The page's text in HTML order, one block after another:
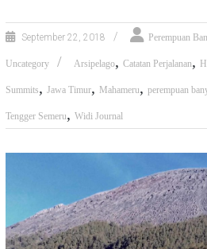
September 22, 2018 Perempuan
Uncategory Arsipelago, Catatan Perjalanan,
Summits, Jawa Timur, Mahameru, perempuan
Tengger Semeru, Widi Journal